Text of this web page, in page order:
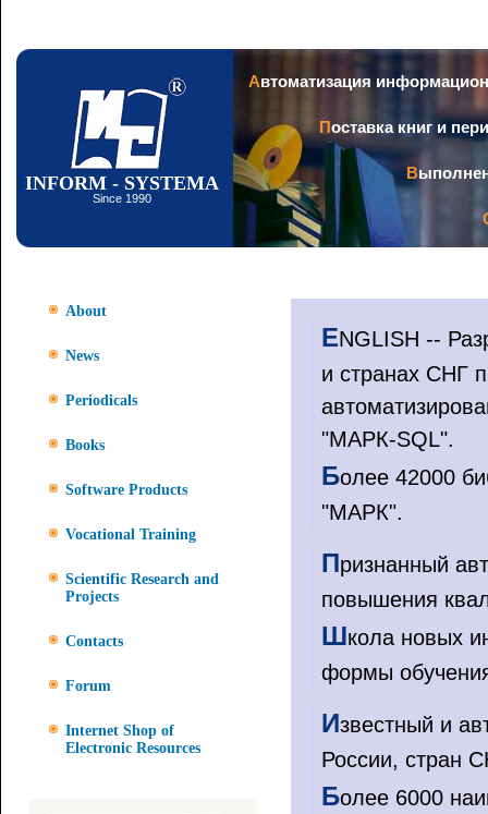
INFORM - SYSTEMA
Since 1990
Автоматизация
Поставка книг и
About
News
Periodicals
Books
Software Products
Vocational Training
Scientific Research and
Projects
Contacts
Forum
Internet Shop of
Electronic Resources
ENGLISH --
и странах СНГ
"МАРК-SQL".
Более 42000
"МАРК".
Признанный
повышения
Школа новых
формы
Известный и
России, стран
Более 6000